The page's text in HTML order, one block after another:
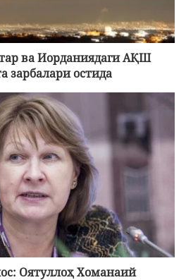
ва Иорданиядаги АҚШ
зарбалари остида
Оятуллоҳ Хоманаий